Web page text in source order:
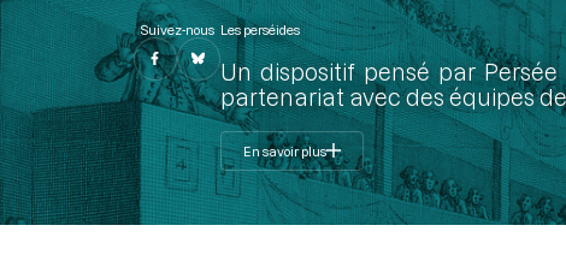
Suivez-nous Les perséides
Un dispositif pensé par
partenariat avec des équipes
En savoir plus